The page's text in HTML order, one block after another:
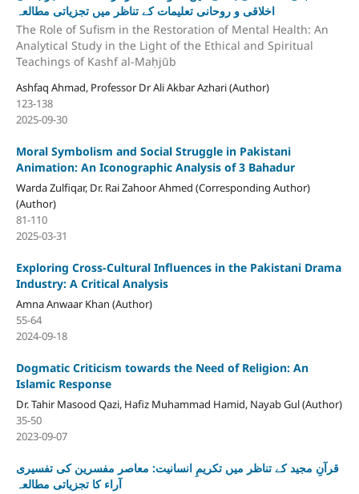
اخلاقی و روحانی تعلیمات کے تناظر میں تجزیاتی مطالعہ
The Role of Sufism in the Restoration of Mental Health: An
Analytical Study in the Light of the Ethical and Spiritual
Teachings of Kashf al-Maḥjūb
Ashfaq Ahmad, Professor Dr Ali Akbar Azhari (Author)
123-138
2025-09-30
Moral Symbolism and Social Struggle in Pakistani
Animation: An Iconographic Analysis of 3 Bahadur
Warda Zulfiqar, Dr. Rai Zahoor Ahmed (Corresponding Author)
(Author)
81-110
2025-03-31
Exploring Cross-Cultural Influences in the Pakistani Drama
Industry: A Critical Analysis
Amna Anwaar Khan (Author)
55-64
2024-09-18
Dogmatic Criticism towards the Need of Religion: An
Islamic Response
Dr. Tahir Masood Qazi, Hafiz Muhammad Hamid, Nayab Gul (Author)
35-50
2023-09-07
قرآنِ مجید کے تناظر میں تکریمِ انسانیت: معاصر مفسرین کی تفسیری
آراء کا تجزیاتی مطالعہ